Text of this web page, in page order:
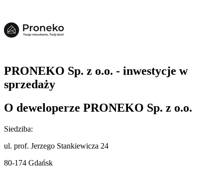
PRONEKO Sp. z o.o. - inwestycje w
sprzedaży
O deweloperze PRONEKO Sp. z o.o.
Siedziba:
ul. prof. Jerzego Stankiewicza 24
80-174 Gdańsk